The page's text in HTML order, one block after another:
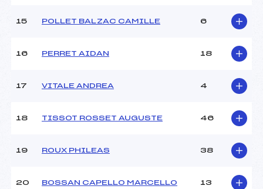
Température arrivée :
U12
15 POLLET BALZAC CAMILLE 6
16 PERRET AIDAN 18
17 VITALE ANDREA 4
18 TISSOT ROSSET AUGUSTE 46
19 ROUX PHILEAS 38
20 BOSSAN CAPELLO MARCELLO 13